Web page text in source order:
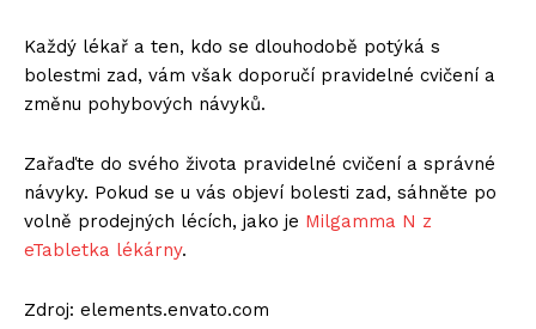
Každý lékař a ten, kdo se dlouhodobě potýká s
bolestmi zad, vám však doporučí pravidelné cvičení a
změnu pohybových návyků.
Zařaďte do svého života pravidelné cvičení a správné
návyky. Pokud se u vás objeví bolesti zad, sáhněte po
volně prodejných lécích, jako je Milgamma N z
eTabletka lékárny.
Zdroj: elements.envato.com